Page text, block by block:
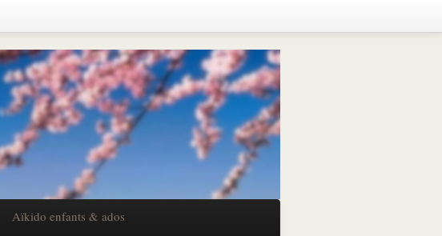
Aïkido enfants & ados